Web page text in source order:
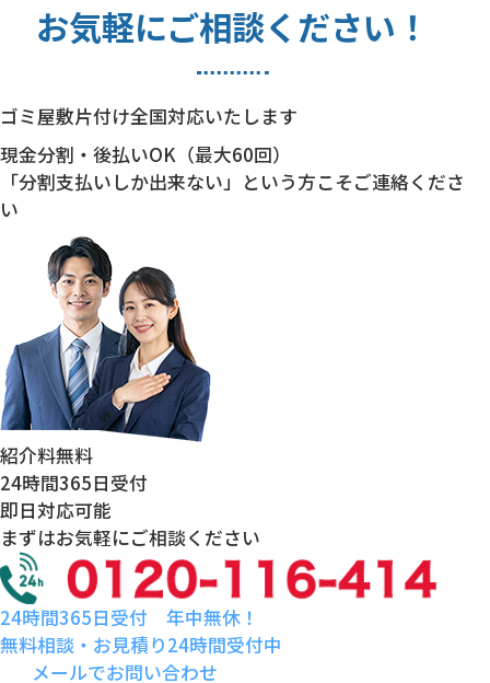
お気軽にご相談ください！
ゴミ屋敷片付け全国対応いたします
現金分割・後払いOK（最大60回）
「分割支払いしか出来ない」という方こそご連絡くださ
い
紹介料無料
24時間365日受付
即日対応可能
まずはお気軽にご相談ください
24時間365日受付 年中無休！
無料相談・お見積り24時間受付中
メールでお問い合わせ